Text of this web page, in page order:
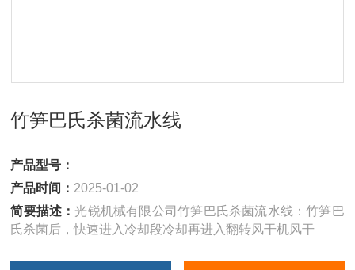
竹笋巴氏杀菌流水线
产品型号：
产品时间： 2025-01-02
简要描述： 光锐机械有限公司竹笋巴氏杀菌流水线：竹笋巴
氏杀菌后，快速进入冷却段冷却再进入翻转风干机风干